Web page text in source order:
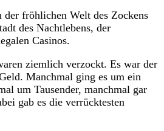
der fröhlichen Welt des Zockens
des Nachtlebens, der
Casinos.
ziemlich verzockt. Es war der
Manchmal ging es um ein
um Tausender, manchmal gar
gab es die verrücktesten